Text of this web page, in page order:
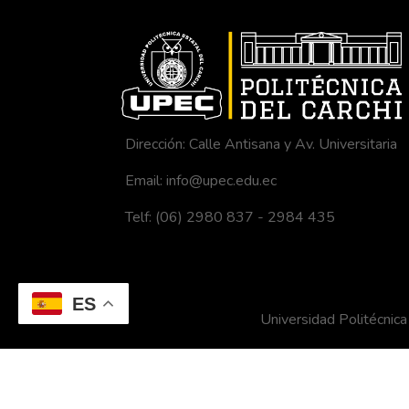
ES
Dirección: Calle Antisana y Av. Universitaria
Email: info@upec.edu.ec
Telf: (06) 2980 837 - 2984 435
Universidad